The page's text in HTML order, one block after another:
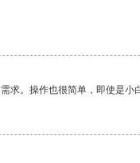
。操作也很简单，即使是小